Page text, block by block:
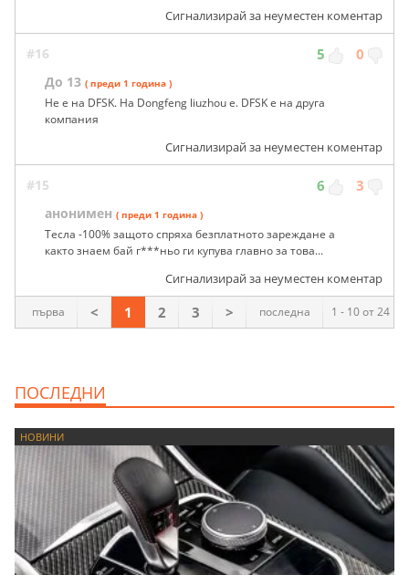
Сигнализирай за неуместен коментар
#16 5 0
До 13 ( преди 1 година )
Не е на DFSK. На Dongfeng liuzhou e. DFSK e на друга
компания
Сигнализирай за неуместен коментар
#15 6 3
анонимен ( преди 1 година )
Тесла -100% защото спряха безплатното зареждане а
както знаем бай г***ньо ги купува главно за това...
Сигнализирай за неуместен коментар
1 - 10 от 24
първа < 1 2 3 > последна
ПОСЛЕДНИ
НОВИНИ